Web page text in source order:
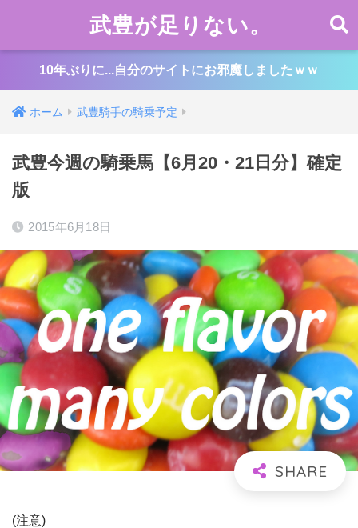
武豊が足りない。
10年ぶりに...自分のサイトにお邪魔しましたｗｗ
ホーム 武豊騎手の騎乗予定
武豊今週の騎乗馬【6月20・21日分】確定
版
2015年6月18日
(注意)